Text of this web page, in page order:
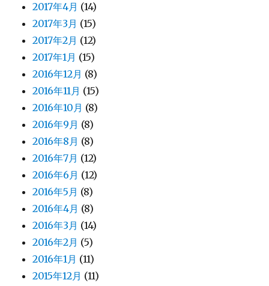
2017年4月 (14)
2017年3月 (15)
2017年2月 (12)
2017年1月 (15)
2016年12月 (8)
2016年11月 (15)
2016年10月 (8)
2016年9月 (8)
2016年8月 (8)
2016年7月 (12)
2016年6月 (12)
2016年5月 (8)
2016年4月 (8)
2016年3月 (14)
2016年2月 (5)
2016年1月 (11)
2015年12月 (11)